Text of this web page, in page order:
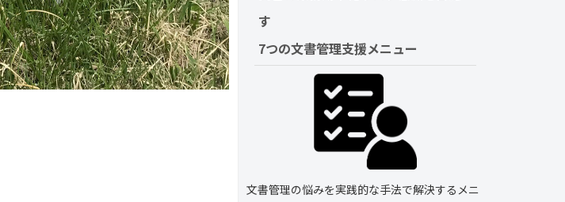
す
7つの文書管理支援メニュー
文書管理の悩みを実践的な手法で解決するメニ